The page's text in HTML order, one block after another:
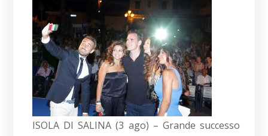
ISOLA DI SALINA (3 ago) – Grande successo